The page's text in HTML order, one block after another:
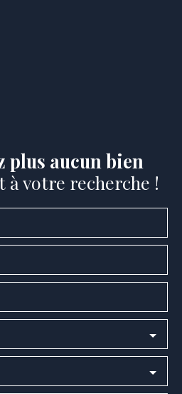
plus aucun bien
à votre recherche !